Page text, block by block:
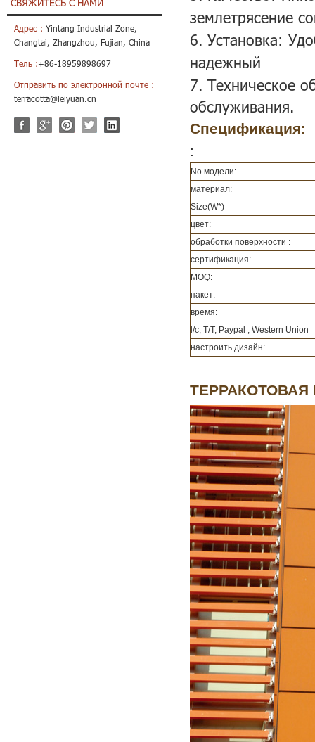
СВЯЖИТЕСЬ С НАМИ
Адрес : Yintang Industrial Zone,
Changtai, Zhangzhou, Fujian, China
Тель :+86-18959898697
Отправить по электронной почте :
terracotta@leiyuan.cn
землетрясение
6. Установка:
надежный
7. Техническое
обслуживания.
Спецификация:
:
No модели:
материал:
Size(W*)
цвет:
обработки поверхности :
сертификация:
MOQ:
пакет:
время:
l/c, T/T, Paypal , Western Union
настроить дизайн:
ТЕРРАКОТОВАЯ